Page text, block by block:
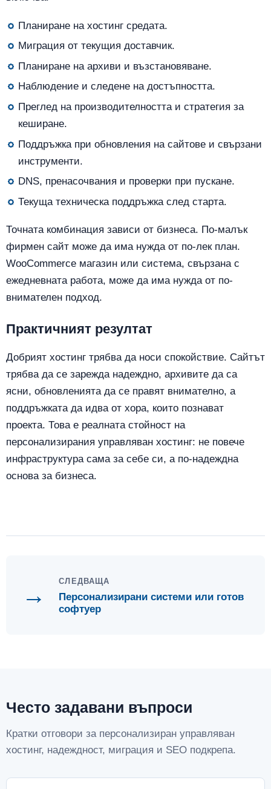
Планиране на хостинг средата.
Миграция от текущия доставчик.
Планиране на архиви и възстановяване.
Наблюдение и следене на достъпността.
Преглед на производителността и стратегия за
кеширане.
Поддръжка при обновления на сайтове и свързани
инструменти.
DNS, пренасочвания и проверки при пускане.
Текуща техническа поддръжка след старта.
Точната комбинация зависи от бизнеса. По-малък
фирмен сайт може да има нужда от по-лек план.
WooCommerce магазин или система, свързана с
ежедневната работа, може да има нужда от по-
внимателен подход.
Практичният резултат
Добрият хостинг трябва да носи спокойствие. Сайтът
трябва да се зарежда надеждно, архивите да са
ясни, обновленията да се правят внимателно, а
поддръжката да идва от хора, които познават
проекта. Това е реалната стойност на
персонализирания управляван хостинг: не повече
инфраструктура сама за себе си, а по-надеждна
основа за бизнеса.
СЛЕДВАЩА
Персонализирани системи или готов
софтуер
→
Често задавани въпроси
Кратки отговори за персонализиран управляван
хостинг, надеждност, миграция и SEO подкрепа.